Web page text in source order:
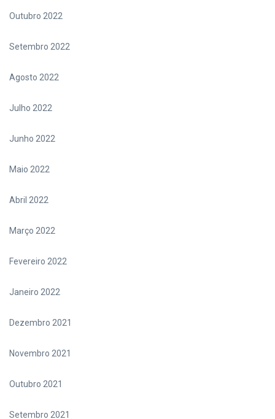
Outubro 2022
Setembro 2022
Agosto 2022
Julho 2022
Junho 2022
Maio 2022
Abril 2022
Março 2022
Fevereiro 2022
Janeiro 2022
Dezembro 2021
Novembro 2021
Outubro 2021
Setembro 2021